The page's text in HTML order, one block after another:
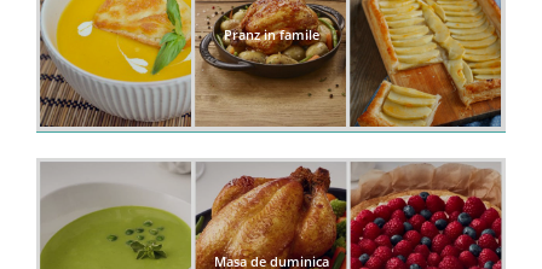
Pranz in famile
Masa de duminica